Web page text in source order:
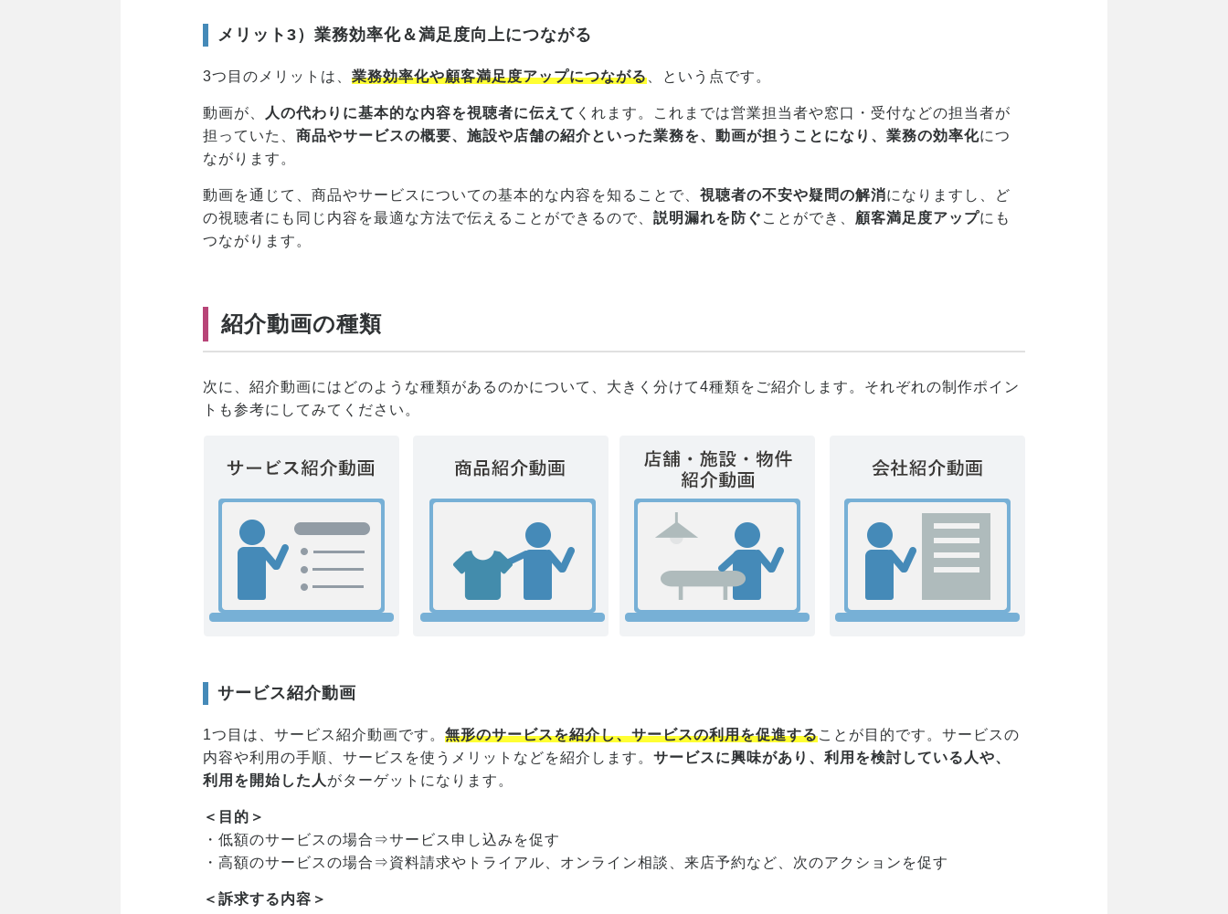
メリット3）業務効率化＆満足度向上につながる
3つ目のメリットは、 業務効率化や顧客満足度アップにつながる 、という点です。
動画が、 人の代わりに基本的な内容を視聴者に伝えて くれます。これまでは営業担当者や窓口・受付などの担当者が
担っていた、 商品やサービスの概要、施設や店舗の紹介といった業務を、動画が担うことになり、業務の効率化につ
ながります。
動画を通じて、商品やサービスについての基本的な内容を知ることで、 視聴者の不安や疑問の解消になりますし、ど
の視聴者にも同じ内容を最適な方法で伝えることができるので、 説明漏れを防ぐ ことができ、 顧客満足度アップにも
つながります。
紹介動画の種類
次に、紹介動画にはどのような種類があるのかについて、大きく分けて4種類をご紹介します。それぞれの制作ポイン
トも参考にしてみてください。
サービス紹介動画
1つ目は、サービス紹介動画です。 無形のサービスを紹介し、サービスの利用を促進することが目的です。サービスの
内容や利用の手順、サービスを使うメリットなどを紹介します。 サービスに興味があり、利用を検討している人や、
利用を開始した人 がターゲットになります。
＜目的＞
・低額のサービスの場合⇒サービス申し込みを促す
・高額のサービスの場合⇒資料請求やトライアル、オンライン相談、来店予約など、次のアクションを促す
＜訴求する内容＞